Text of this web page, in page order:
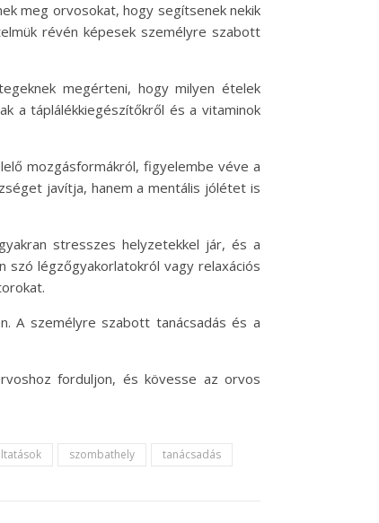
meg orvosokat, hogy segítsenek nekik
révén képesek személyre szabott
megérteni, hogy milyen ételek
a táplálékkiegészítőkről és a vitaminok
mozgásformákról, figyelembe véve a
javítja, hanem a mentális jólétet is
stresszes helyzetekkel jár, és a
szó légzőgyakorlatokról vagy relaxációs
A személyre szabott tanácsadás és a
forduljon, és kövesse az orvos
szombathely tanácsadás